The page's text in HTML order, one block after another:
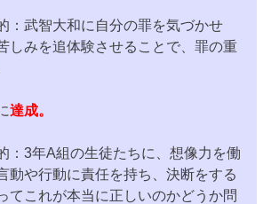
：武智大和に自分の罪を気づかせ
しみを追体験させることで、罪の重
達成。
：3年A組の生徒たちに、想像力を働
動や行動に責任を持ち、決断をする
てこれが本当に正しいのかどうか問